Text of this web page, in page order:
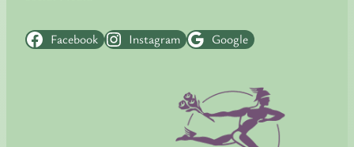
Facebook Instagram Google